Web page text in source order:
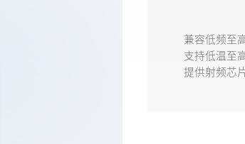
兼容低频至
支持低温至
提供射频芯